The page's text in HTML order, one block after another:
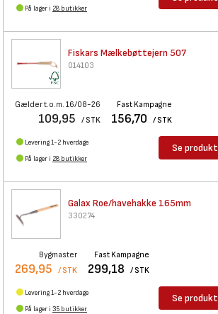
På lager i 28 butikker
Fiskars Mælkebøttejern 507
014103
Gælder t.o.m. 16/08-26
109,95 / STK
Fast Kampagne
156,70 / STK
Levering 1-2 hverdage
På lager i 28 butikker
Se produkt
Galax Roe/havehakke 165mm
330274
Bygmaster
269,95 / STK
Fast Kampagne
299,18 / STK
Levering 1-2 hverdage
På lager i 35 butikker
Se produkt